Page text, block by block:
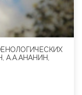
А.А.АНАНИН,